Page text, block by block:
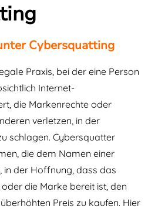
Cybersquatting
Praxis, bei der eine Person
Internet-
die Markenrechte oder
verletzen, in der
schlagen. Cybersquatter
die dem Namen einer
in der Hoffnung, dass das
die Marke bereit ist, den
Preis zu kaufen. Hier